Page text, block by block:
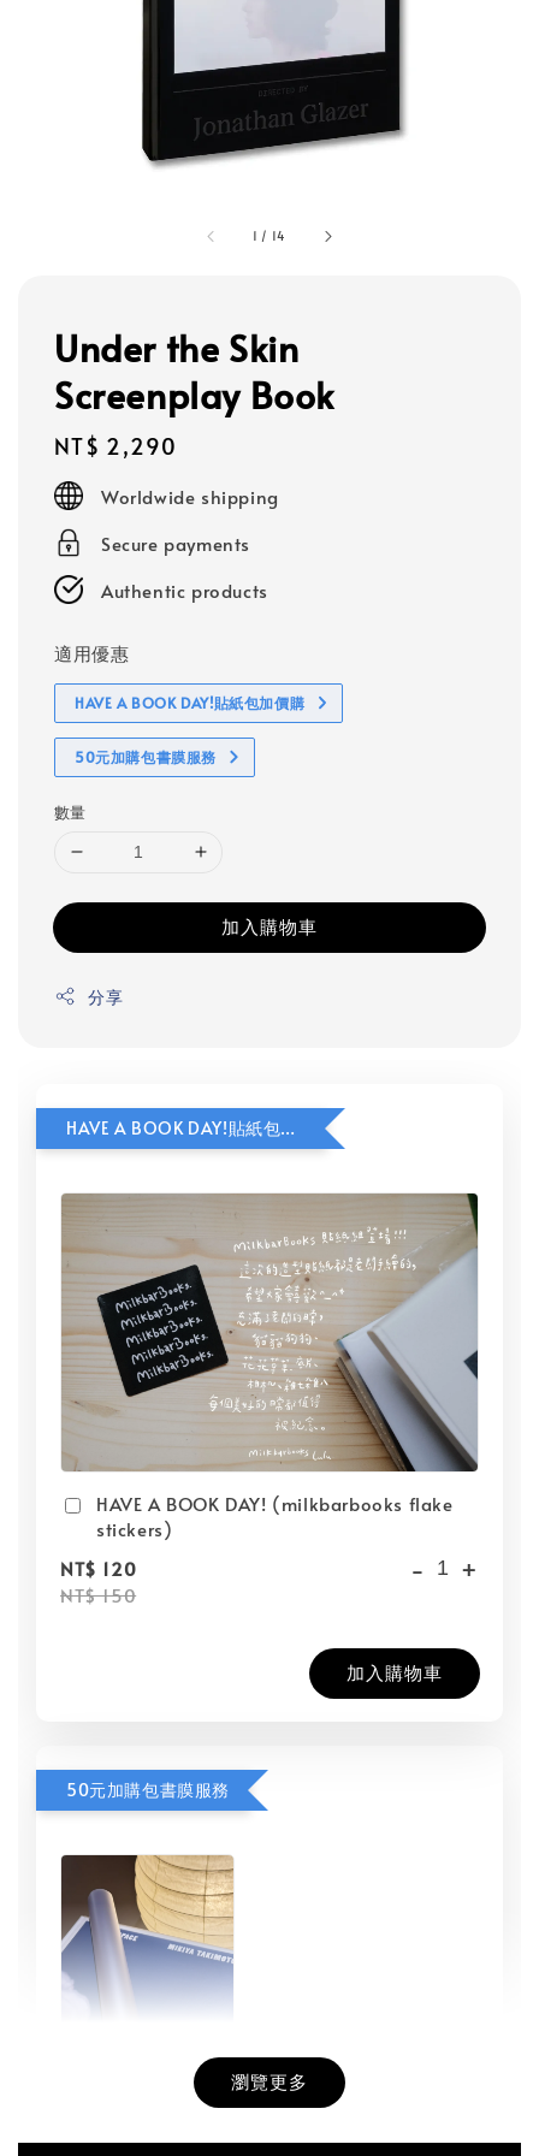
1 / 14
Under the Skin
Screenplay Book
Regular
price
NT$ 2,290
Worldwide shipping
Secure payments
Authentic products
適用優惠
HAVE A BOOK DAY!貼紙包加價購
50元加購包書膜服務
數量
加入購物車
分享
HAVE A BOOK DAY!貼紙包加價購
HAVE A BOOK DAY! (milkbarbooks flake
stickers)
NT$ 120
NT$ 150
- +
加入購物車
50元加購包書膜服務
瀏覽更多